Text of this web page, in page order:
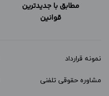
مطابق با جدیدترین
قوانین
نمونه قرارداد‌
مشاوره حقوقی تلفنی